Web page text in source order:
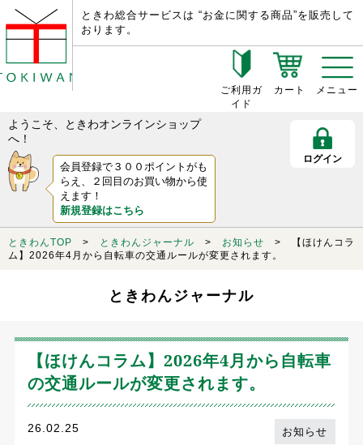
ときわ総合サービスは “お金に関する商品”を販売して
おります。
ご利用ガ
イド
カート メニュー
ようこそ、ときわオンラインショップ
へ！
会員登録で３００ポイントがも
らえ、２回目のお買い物から使
えます！
新規登録はこちら
ログイン
ときわんTOP > ときわんジャーナル > お知らせ > 【ほけんコラ
ム】2026年4月から自転車の交通ルールが変更されます。
ときわんジャーナル
【ほけんコラム】2026年4月から自転車
の交通ルールが変更されます。
26.02.25 お知らせ